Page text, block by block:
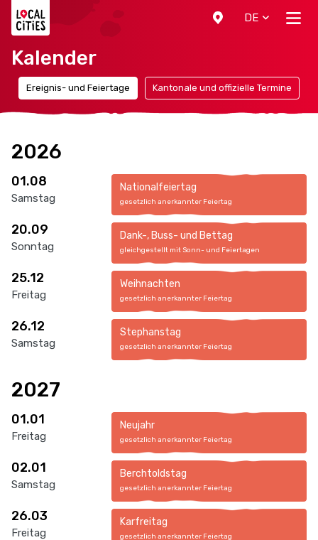
DE
Kalender
Ereignis- und Feiertage Kantonale und offizielle Termine
2026
01.08
Samstag
Nationalfeiertag
gesetzlich anerkannter Feiertag
20.09
Sonntag
Dank-, Buss- und Bettag
gleichgestellt mit Sonn- und Feiertagen
25.12
Freitag
Weihnachten
gesetzlich anerkannter Feiertag
26.12
Samstag
Stephanstag
gesetzlich anerkannter Feiertag
2027
01.01
Freitag
Neujahr
gesetzlich anerkannter Feiertag
02.01
Samstag
Berchtoldstag
gesetzlich anerkannter Feiertag
26.03
Freitag
Karfreitag
gesetzlich anerkannter Feiertag